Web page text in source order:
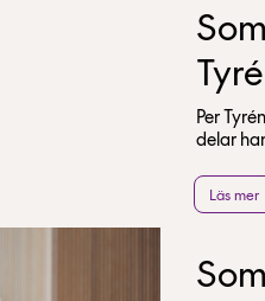
Per
delar
Läs mer